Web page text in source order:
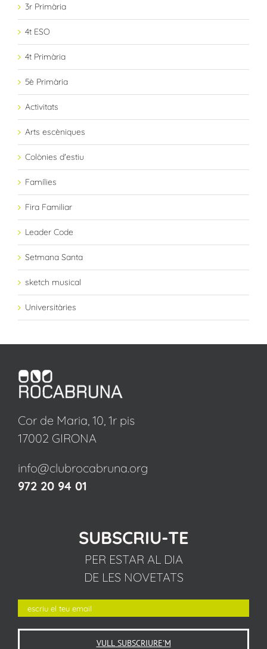
3r Primària
4t ESO
4t Primària
5è Primària
Activitats
Arts escèniques
Colònies d'estiu
Famílies
Fira Familiar
Leader Code
Setmana Santa
sketch musical
Universitàries
Cor de Maria, 10, 1r pis
17002 GIRONA
info@clubrocabruna.org
972 20 94 01
SUBSCRIU-TE
PER ESTAR AL DIA
DE LES NOVETATS